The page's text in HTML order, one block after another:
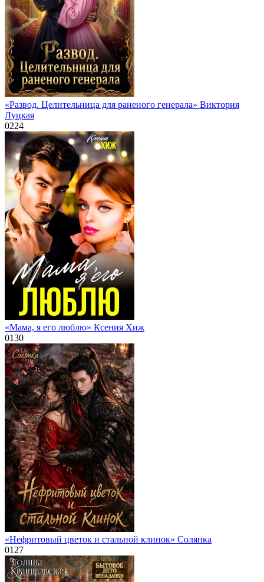
«Развод. Целительница для раненого генерала» Виктория
Луцкая
0224
«Мама, я его люблю» Ксения Хиж
0130
«Нефритовый цветок и стальной клинок» Солянка
0127